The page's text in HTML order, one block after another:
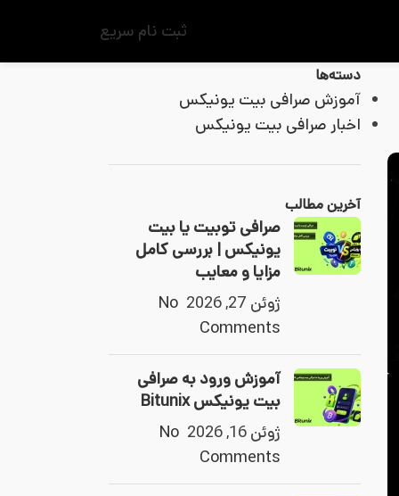
ثبت نام سریع
دسته‌ها
آموزش صرافی بیت یونیکس
اخبار صرافی بیت یونیکس
آخرین مطالب
صرافی توبیت یا بیت
یونیکس | بررسی کامل
مزایا و معایب
ژوئن 27, 2026
No
Comments
آموزش ورود به صرافی
بیت یونیکس Bitunix
ژوئن 16, 2026
No
Comments